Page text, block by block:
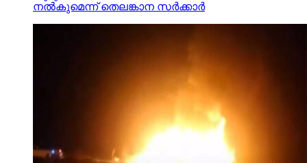
നല്‍കുമെന്ന് തെലങ്കാന സര്‍ക്കാര്‍